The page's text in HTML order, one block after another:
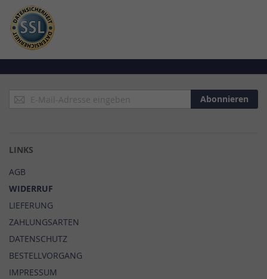
Anmeldung
zum
Abonnieren
LINKS
AGB
WIDERRUF
LIEFERUNG
ZAHLUNGSARTEN
DATENSCHUTZ
BESTELLVORGANG
IMPRESSUM